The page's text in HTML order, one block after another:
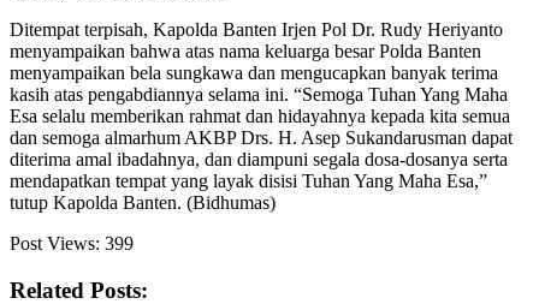
Ditempat terpisah, Kapolda Banten Irjen Pol Dr. Rudy Heriyanto
menyampaikan bahwa atas nama keluarga besar Polda Banten
menyampaikan bela sungkawa dan mengucapkan banyak terima
kasih atas pengabdiannya selama ini. “Semoga Tuhan Yang Maha
Esa selalu memberikan rahmat dan hidayahnya kepada kita semua
dan semoga almarhum AKBP Drs. H. Asep Sukandarusman dapat
diterima amal ibadahnya, dan diampuni segala dosa-dosanya serta
mendapatkan tempat yang layak disisi Tuhan Yang Maha Esa,”
tutup Kapolda Banten. (Bidhumas)
Post Views: 399
Related Posts: